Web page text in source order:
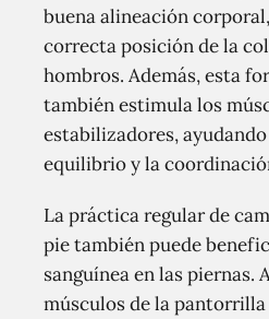
buena alineación
correcta posición de la
hombros. Además, esta
también estimula los
estabilizadores,
equilibrio y la
La práctica regular de
pie también puede
sanguínea en las piernas.
músculos de la